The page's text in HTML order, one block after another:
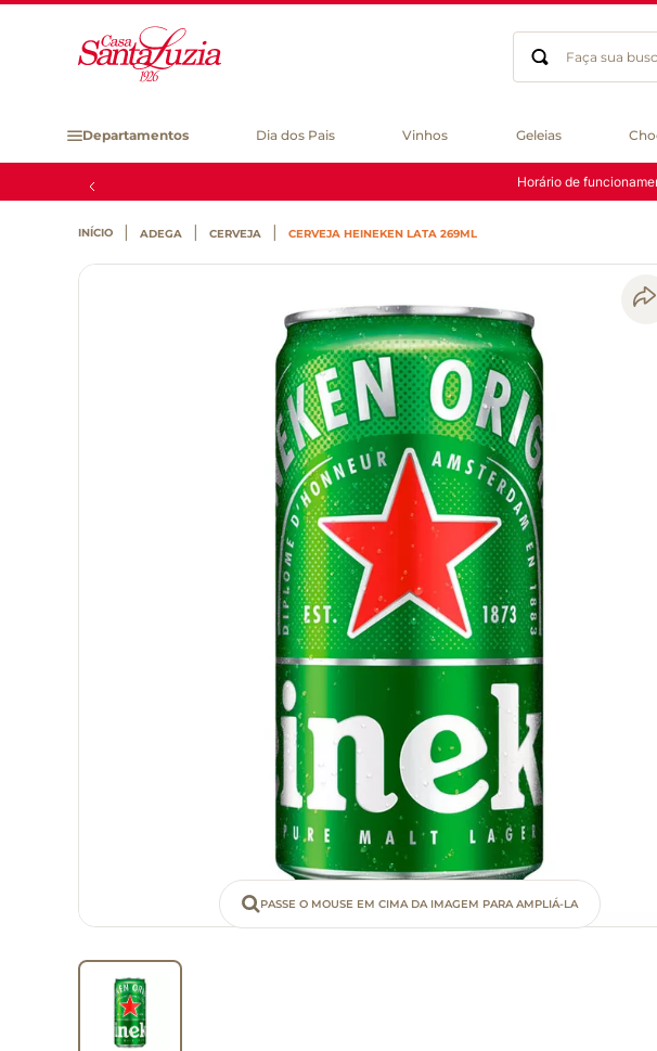
Faça sua busca
Departamentos Dia dos Pais Vinhos Geleias
Horário de
ADEGA CERVEJA CERVEJA HEINEKEN LATA 269ML
PASSE O MOUSE EM CIMA DA IMAGEM PARA AMPLIÁ-LA
gluten